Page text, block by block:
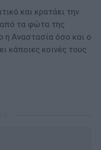
και κρατάει την
τα φώτα της
η Αναστασία όσο και ο
κάποιες κοινές τους